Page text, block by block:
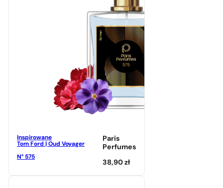
Inspirowane
Tom Ford | Oud Voyager
N° 575
Paris
Perfumes
38,90zł